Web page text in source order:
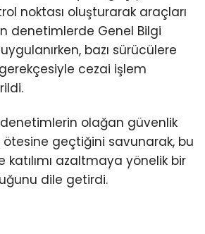
noktası oluşturarak araçları
denetimlerde Genel Bilgi
bazı sürücülere
cezai işlem
olağan güvenlik
ötesine geçtiğini savunarak, bu
azaltmaya yönelik bir
dile getirdi.